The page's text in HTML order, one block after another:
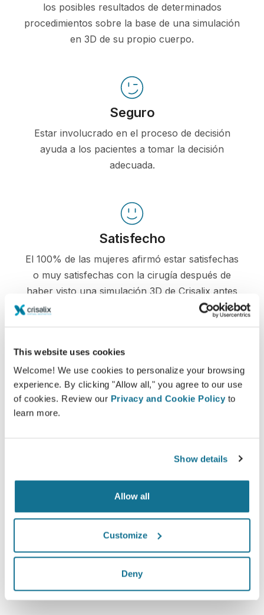
This website uses cookies
Welcome! We use cookies to personalize your browsing
experience. By clicking "Allow all," you agree to our use
of cookies. Review our Privacy and Cookie Policy to
learn more.
Show details
Allow all
Customize
Deny
los posibles resultados de determinados
procedimientos sobre la base de una simulación
en 3D de su propio cuerpo.
Seguro
Estar involucrado en el proceso de decisión
ayuda a los pacientes a tomar la decisión
adecuada.
Satisfecho
El 100% de las mujeres afirmó estar satisfechas
o muy satisfechas con la cirugía después de
haber visto una simulación 3D de Crisalix antes
*Encuesta en línea realizada entre pacientes de aumento de